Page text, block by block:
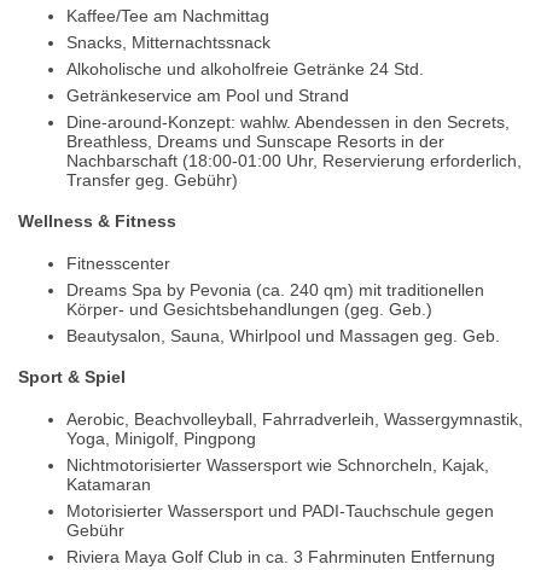
Kaffee/Tee am Nachmittag
Snacks, Mitternachtssnack
Alkoholische und alkoholfreie Getränke 24 Std.
Getränkeservice am Pool und Strand
Dine-around-Konzept: wahlw. Abendessen in den Secrets,
Breathless, Dreams und Sunscape Resorts in der
Nachbarschaft (18:00-01:00 Uhr, Reservierung erforderlich,
Transfer geg. Gebühr)
Wellness & Fitness
Fitnesscenter
Dreams Spa by Pevonia (ca. 240 qm) mit traditionellen
Körper- und Gesichtsbehandlungen (geg. Geb.)
Beautysalon, Sauna, Whirlpool und Massagen geg. Geb.
Sport & Spiel
Aerobic, Beachvolleyball, Fahrradverleih, Wassergymnastik,
Yoga, Minigolf, Pingpong
Nichtmotorisierter Wassersport wie Schnorcheln, Kajak,
Katamaran
Motorisierter Wassersport und PADI-Tauchschule gegen
Gebühr
Riviera Maya Golf Club in ca. 3 Fahrminuten Entfernung